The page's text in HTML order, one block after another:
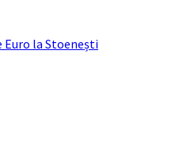
Euro la Stoenești